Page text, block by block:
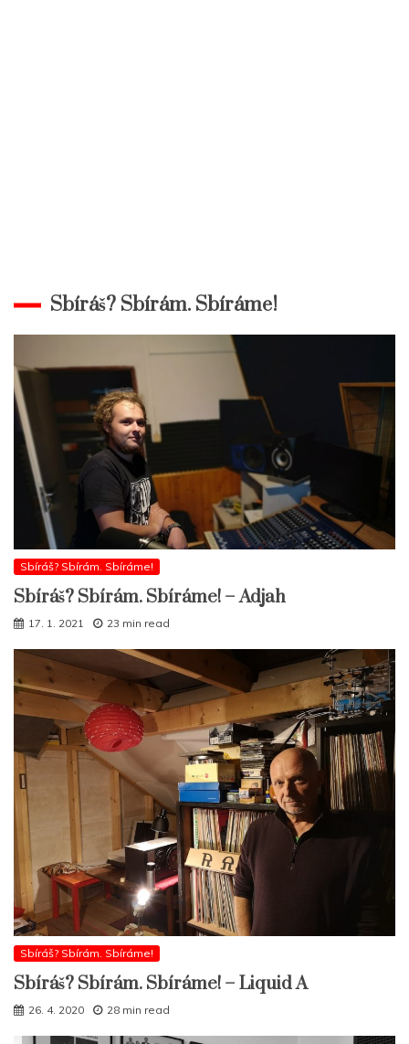
Sbíráš? Sbírám. Sbíráme!
Sbíráš? Sbírám. Sbíráme!
Sbíráš? Sbírám. Sbíráme! – Adjah
17. 1. 2021 23 min read
Sbíráš? Sbírám. Sbíráme!
Sbíráš? Sbírám. Sbíráme! – Liquid A
26. 4. 2020 28 min read